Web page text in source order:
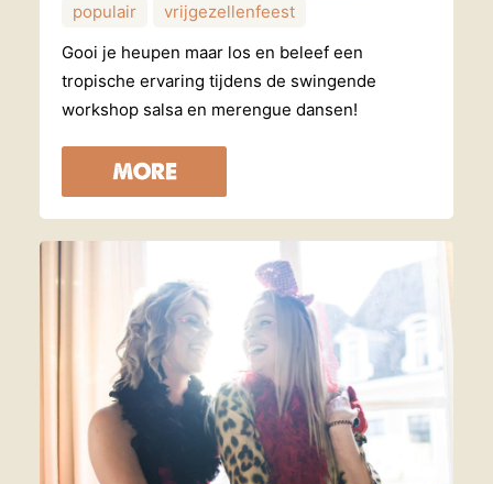
populair
vrijgezellenfeest
Gooi je heupen maar los en beleef een
tropische ervaring tijdens de swingende
workshop salsa en merengue dansen!
MORE